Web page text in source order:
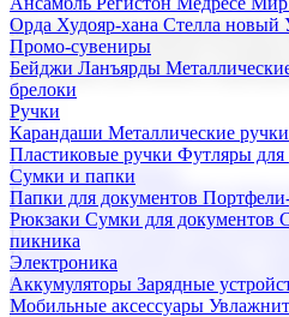
Орда Худояр-хана Стелла новый
Промо-сувениры
Бейджи Ланъярды
брелоки
Ручки
Карандаши Металлические ручки
Пластиковые ручки Футляры для
Сумки и папки
Папки для документов
Рюкзаки Сумки для документов
пикника
Электроника
Аккумуляторы Зарядные
Мобильные аксессуары
Мы предлагаем широкий выбор
сувениров с логотипом. В нашем
продукцию для бизнеса,
Подарочные наборы
Бизнес наборыКофейные наборы
Наборы из кожиНаборы ручек
Наборы с бутылками для воды
Наборы с кружками
флешкамиНовогодние наборы